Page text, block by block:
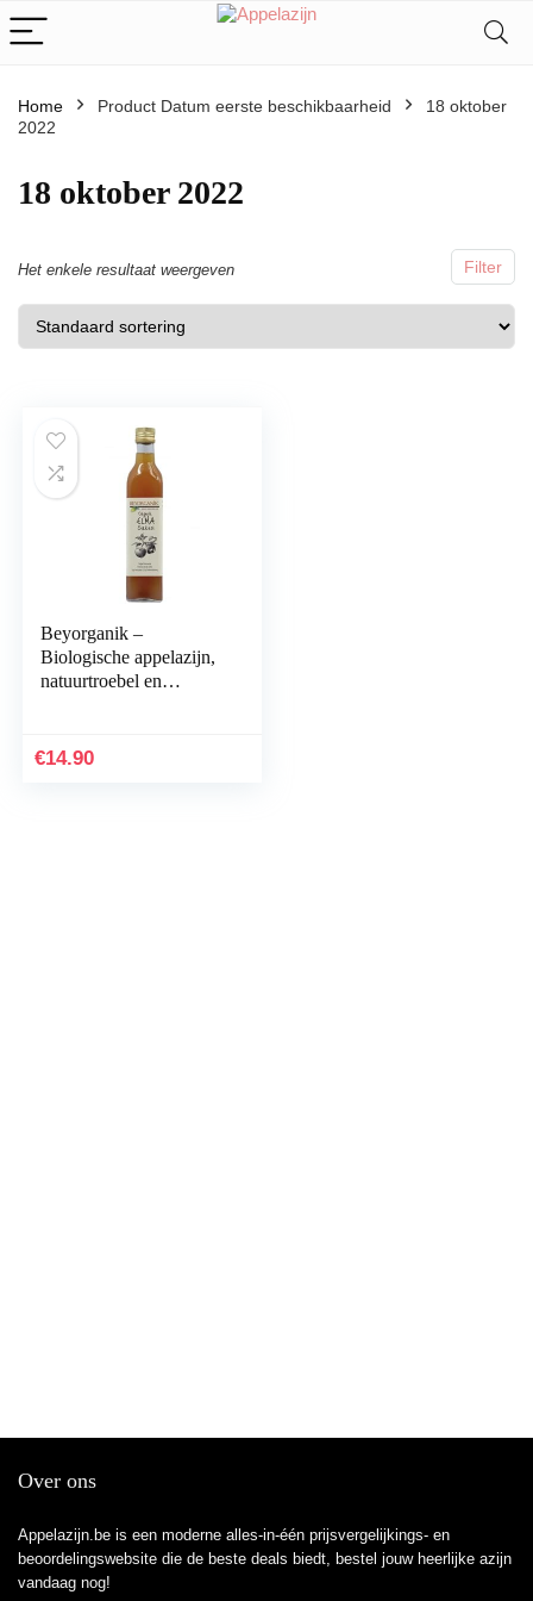
Home Product Datum eerste beschikbaarheid
18 oktober
2022
18 oktober 2022
Filter
Het enkele resultaat weergeven
Beyorganik –
Biologische appelazijn,
natuurtroebel en
€14.90
Over ons
Appelazijn.be is een moderne alles-in-één prijsvergelijkings- en
beoordelingswebsite die de beste deals biedt, bestel jouw heerlijke azijn
vandaag nog!